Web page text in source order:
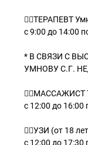
👨‍⚕ТЕРАПЕВТ
с 9:00 до 14:00
* В СВЯЗИ С
УМНОВУ С.Г.
👨‍⚕МАССАЖИСТ
с 12:00 до 16:00
👩‍⚕УЗИ (от 18
с 12:00 до 17:30